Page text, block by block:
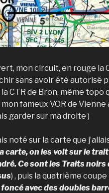
mon circuit, en rouge la
sans avoir été autorisé
la CTR de Bron, même topo
fameux VOR de
garder sur ma droite )
noté sur la carte que
carte, on les voit sur le
Ce sont les Traits
) , puis la quatrième
avec des doubles